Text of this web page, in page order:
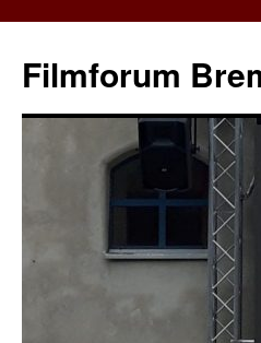
springen
Filmforum